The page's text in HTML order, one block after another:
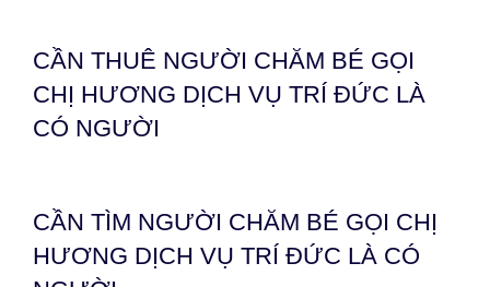
CẦN THUÊ NGƯỜI CHĂM BÉ GỌI
CHỊ HƯƠNG DỊCH VỤ TRÍ ĐỨC LÀ
CÓ NGƯỜI
CẦN TÌM NGƯỜI CHĂM BÉ GỌI CHỊ
HƯƠNG DỊCH VỤ TRÍ ĐỨC LÀ CÓ